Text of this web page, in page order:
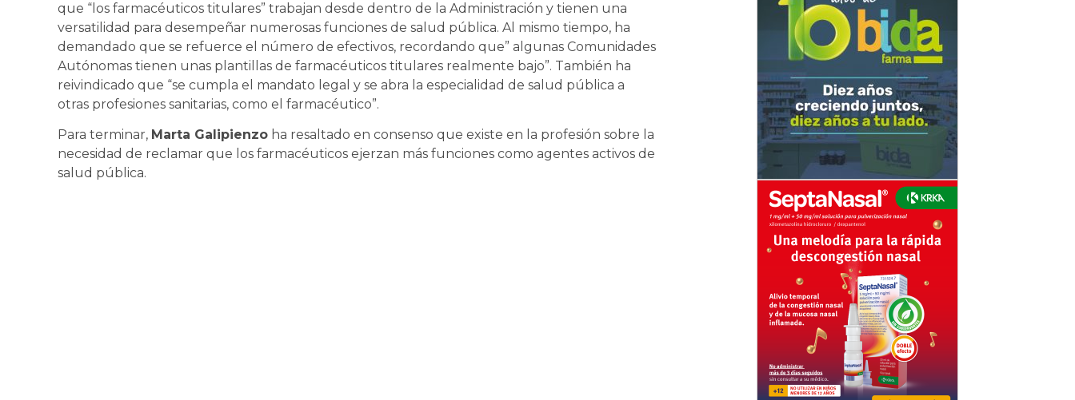
que “los farmacéuticos titulares” trabajan desde dentro de la Administración y tienen una
versatilidad para desempeñar numerosas funciones de salud pública. Al mismo tiempo, ha
demandado que se refuerce el número de efectivos, recordando que” algunas Comunidades
Autónomas tienen unas plantillas de farmacéuticos titulares realmente bajo”. También ha
reivindicado que “se cumpla el mandato legal y se abra la especialidad de salud pública a
otras profesiones sanitarias, como el farmacéutico”.
Para terminar, Marta Galipienzo ha resaltado en consenso que existe en la profesión sobre la
necesidad de reclamar que los farmacéuticos ejerzan más funciones como agentes activos de
salud pública.